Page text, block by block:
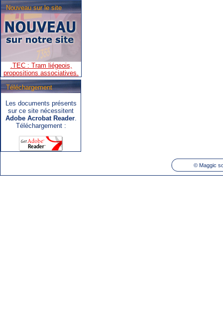
Nouveau sur le site
.TEC : Tram liégeois,
propositions associatives.
.SNCB - TEC : Système de
correspondance ARIbus.
Téléchargement
Les documents présents
sur ce site nécessitent
Adobe Acrobat Reader.
Téléchargement :
© Maggic